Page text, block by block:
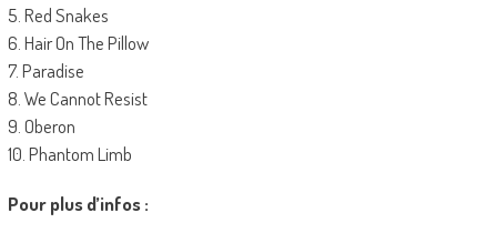
5. Red Snakes
6. Hair On The Pillow
7. Paradise
8. We Cannot Resist
9. Oberon
10. Phantom Limb
Pour plus d’infos :